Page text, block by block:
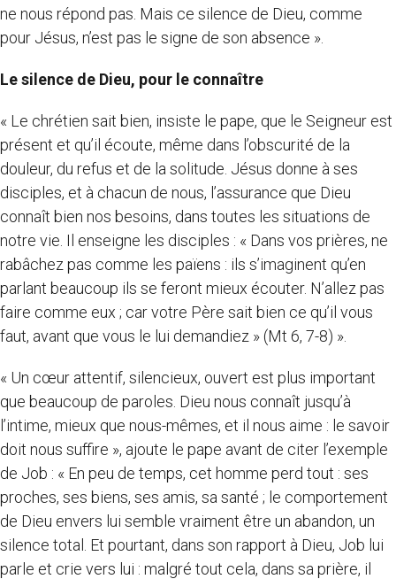
ne nous répond pas. Mais ce silence de Dieu, comme
pour Jésus, n’est pas le signe de son absence ».
Le silence de Dieu, pour le connaître
« Le chrétien sait bien, insiste le pape, que le Seigneur est
présent et qu’il écoute, même dans l’obscurité de la
douleur, du refus et de la solitude. Jésus donne à ses
disciples, et à chacun de nous, l’assurance que Dieu
connaît bien nos besoins, dans toutes les situations de
notre vie. Il enseigne les disciples : « Dans vos prières, ne
rabâchez pas comme les païens : ils s’imaginent qu’en
parlant beaucoup ils se feront mieux écouter. N’allez pas
faire comme eux ; car votre Père sait bien ce qu’il vous
faut, avant que vous le lui demandiez » (Mt 6, 7-8) ».
« Un cœur attentif, silencieux, ouvert est plus important
que beaucoup de paroles. Dieu nous connaît jusqu’à
l’intime, mieux que nous-mêmes, et il nous aime : le savoir
doit nous suffire », ajoute le pape avant de citer l’exemple
de Job : « En peu de temps, cet homme perd tout : ses
proches, ses biens, ses amis, sa santé ; le comportement
de Dieu envers lui semble vraiment être un abandon, un
silence total. Et pourtant, dans son rapport à Dieu, Job lui
parle et crie vers lui : malgré tout cela, dans sa prière, il